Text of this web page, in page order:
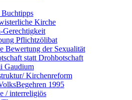
Kirche
Gerechtigkeit
Pflichtzölibat
Bewertung der Sexualität
statt Drohbotschaft
Gaudium
Kirchenreform
1995
/ interreligiös